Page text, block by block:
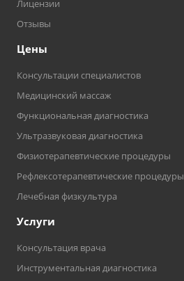
Лицензии
Отзывы
Цены
Консультации специалистов
Медицинский массаж
Функциональная диагностика
Ультразвуковая диагностика
Физиотерапевтические процедуры
Рефлексотерапевтические процедуры
Лечебная физкультура
Услуги
Консультация врача
Инструментальная диагностика